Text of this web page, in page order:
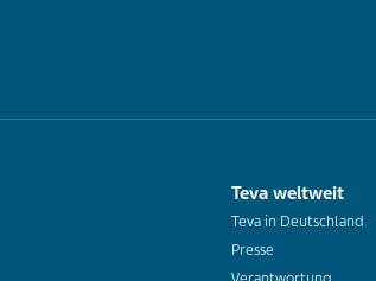
Teva weltweit
Teva in Deutschland
Presse